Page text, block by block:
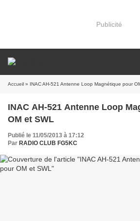
Publicité
Accueil » INAC AH-521 Antenne Loop Magnétique pour
INAC AH-521 Antenne Loop
OM et SWL
Publié le 11/05/2013 à 17:12
Par RADIO CLUB FG5KC